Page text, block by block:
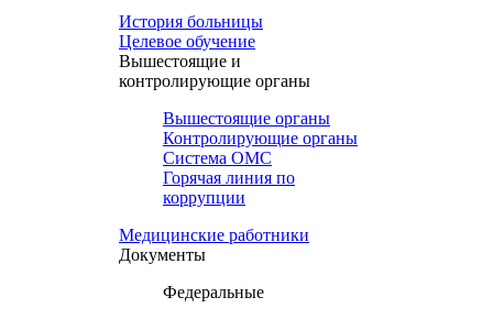
История больницы
Целевое обучение
Вышестоящие и
контролирующие органы
Вышестоящие органы
Контролирующие органы
Система ОМС
Горячая линия по
коррупции
Медицинские работники
Документы
Федеральные